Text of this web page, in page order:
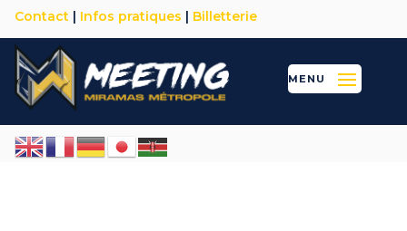
Contact | Infos pratiques | Billetterie